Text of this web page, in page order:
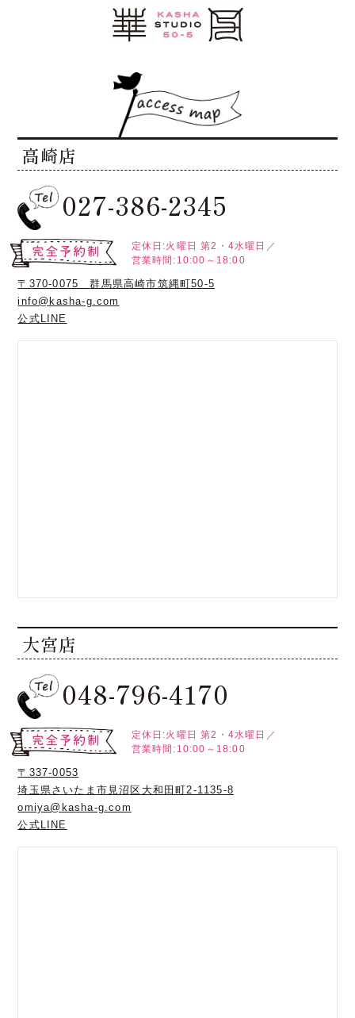
高崎店
027-386-2345
定休日:火曜日 第2・4水曜日／
営業時間:10:00～18:00
〒370-0075 群馬県高崎市筑縄町50-5
info@kasha-g.com
公式LINE
大宮店
048-796-4170
定休日:火曜日 第2・4水曜日／
営業時間:10:00～18:00
〒337-0053
埼玉県さいたま市見沼区大和田町2-1135-8
omiya@kasha-g.com
公式LINE